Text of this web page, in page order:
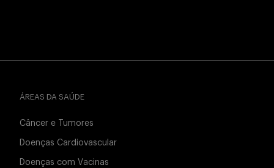
ÁREAS DA SAÚDE
Câncer e Tumores
Doenças Cardiovascular
Doenças com Vacinas